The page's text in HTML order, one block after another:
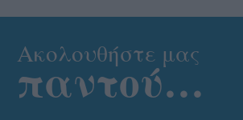
Aκολουθήστε μας
παντού…